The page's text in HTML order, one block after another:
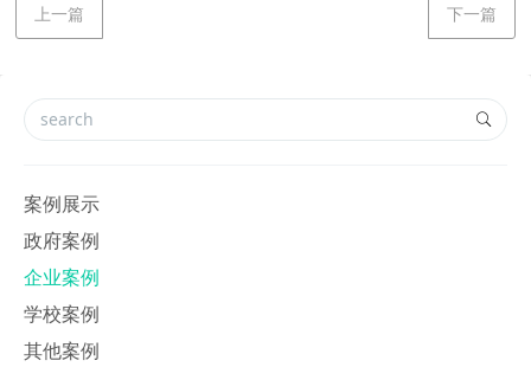
上一篇 下一篇
案例展示
政府案例
企业案例
学校案例
其他案例